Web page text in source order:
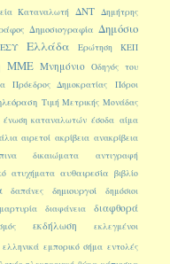
Καταναλωτή ΔΝΤ Δημήτρης
Δημοσιογραφία Δημόσιο
ΕΣΥ Ελλάδα Ερώτηση
ΚΕΠ
ΜΜΕ Μνημόνιο Οδηγός του
Πρόεδρος Δημοκρατίας
Πόροι
Τιμή Μετρικής Μονάδας
ένωση καταναλωτών έσοδα αίμα
αιρετοί ακρίβεια ανακρίβεια
δικαιώματα
αντιγραφή
ατυχήματα αυθαιρεσία βιβλίο
δαπάνες δημιουργοί
δημόσιοι
διαφάνεια διαφθορά
εκδήλωση εκλεγμένοι
ελληνικά εμπορικό σήμα εντολές